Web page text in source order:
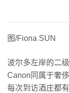
图/Fiona SUN
波尔多左岸的二
Canon同属于奢
每次到访酒庄都